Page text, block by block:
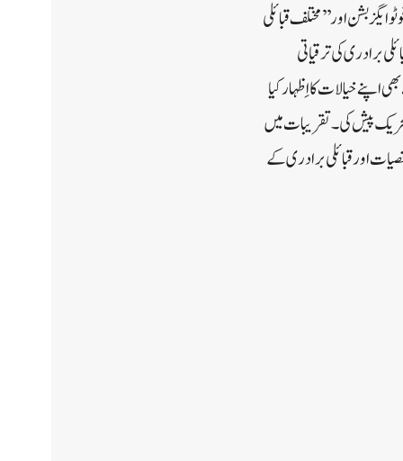
اور ’’ مختلف قبائلی
برادری کی ترقیاتی
اپنے خیالات کا اِظہار کیا
تحریک پیش کی۔تقریبات میں
اور قبائلی برادری کے